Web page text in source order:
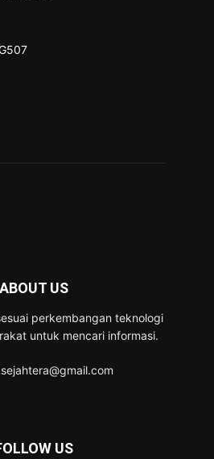
507
ABOUT US
perkembangan teknologi
untuk mencari informasi.
US